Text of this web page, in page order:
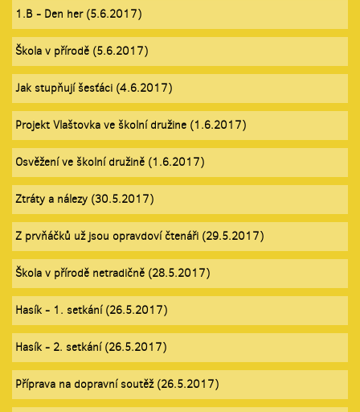
1.B - Den her (5.6.2017)
Škola v přírodě (5.6.2017)
Jak stupňují šesťáci (4.6.2017)
Projekt Vlaštovka ve školní družine (1.6.2017)
Osvěžení ve školní družině (1.6.2017)
Ztráty a nálezy (30.5.2017)
Z prvňáčků už jsou opravdoví čtenáři (29.5.2017)
Škola v přírodě netradičně (28.5.2017)
Hasík - 1. setkání (26.5.2017)
Hasík - 2. setkání (26.5.2017)
Příprava na dopravní soutěž (26.5.2017)